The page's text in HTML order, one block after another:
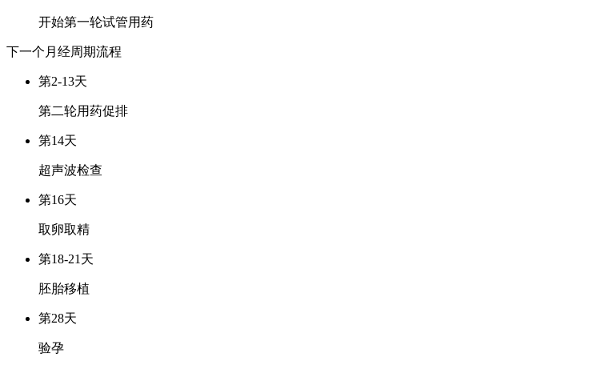
开始第一轮试管用药
下一个月经周期流程
第2-13天
第二轮用药促排
第14天
超声波检查
第16天
取卵取精
第18-21天
胚胎移植
第28天
验孕